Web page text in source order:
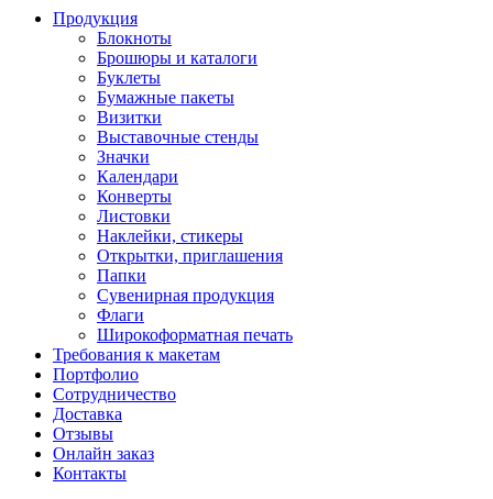
Продукция
Блокноты
Брошюры и каталоги
Буклеты
Бумажные пакеты
Визитки
Выставочные стенды
Значки
Календари
Конверты
Листовки
Наклейки, стикеры
Открытки, приглашения
Папки
Сувенирная продукция
Флаги
Широкоформатная печать
Требования к макетам
Портфолио
Сотрудничество
Доставка
Отзывы
Онлайн заказ
Контакты